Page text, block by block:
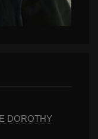
DOROTHY